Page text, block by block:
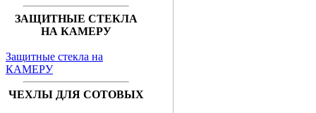
ЗАЩИТНЫЕ СТЕКЛА
НА КАМЕРУ
Защитные стекла на
КАМЕРУ
ЧЕХЛЫ ДЛЯ СОТОВЫХ